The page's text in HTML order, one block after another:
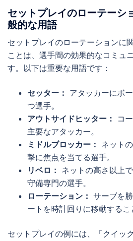
セットプレイのローテーシ
般的な用語
セットプレイのローテーションに
ことは、選手間の効果的なコミュ
す。以下は重要な用語です：
セッター： アタッカーにボ
つ選手。
アウトサイドヒッター：
コ
主要なアタッカー。
ミドルブロッカー： ネット
撃に焦点を当てる選手。
リベロ： ネットの高さ以上
守備専門の選手。
ローテーション： サーブを
ートを時計回りに移動するこ
セットプレイの例には、「クイッ